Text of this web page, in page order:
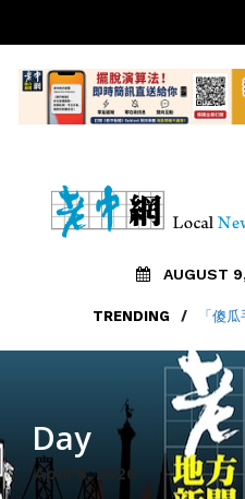
AUGUST
TRENDING / 「傻
Day
April 8, 2026